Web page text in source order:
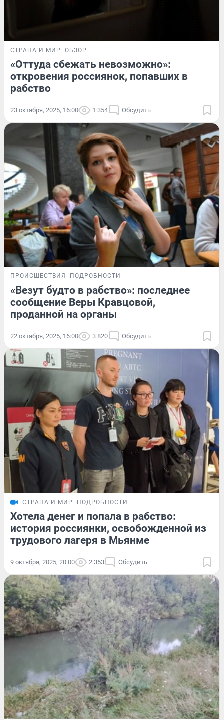
СТРАНА И МИР ОБЗОР
«Оттуда сбежать невозможно»:
откровения россиянок, попавших в
рабство
23 октября, 2025, 16:00 1 354 Обсудить
ПРОИСШЕСТВИЯ ПОДРОБНОСТИ
«Везут будто в рабство»: последнее
сообщение Веры Кравцовой,
проданной на органы
22 октября, 2025, 16:00 3 820 Обсудить
СТРАНА И МИР ПОДРОБНОСТИ
Хотела денег и попала в рабство:
история россиянки, освобожденной из
трудового лагеря в Мьянме
9 октября, 2025, 20:00 2 353 Обсудить